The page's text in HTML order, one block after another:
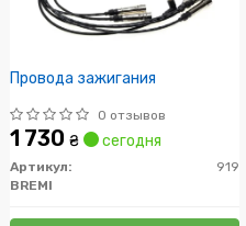
Провода зажигания
0 отзывов
1 730 ₴ сегодня
Артикул:
919
BREMI